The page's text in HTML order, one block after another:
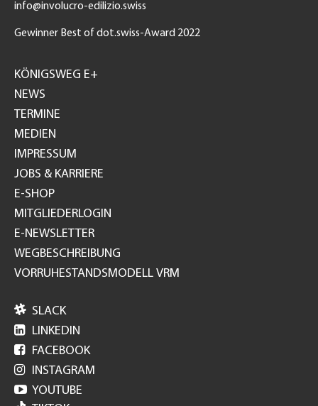
info@involucro-edilizio.swiss
Gewinner Best of dot.swiss-Award 2022
GH
KÖNIGSWEG E+
NEWS
TERMINE
MEDIEN
IMPRESSUM
JOBS & KARRIERE
E-SHOP
MITGLIEDERLOGIN
E-NEWSLETTER
WEGBESCHREIBUNG
VORRUHESTANDSMODELL VRM
 SLACK
 LINKEDIN
 FACEBOOK
 INSTAGRAM
 YOUTUBE